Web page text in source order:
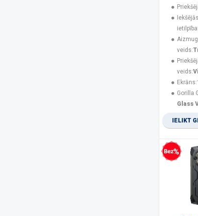
ietilpība:
veids:
veids:
Ekrāns:
Gorilla
Glass
IELIKT
Bezprocentu